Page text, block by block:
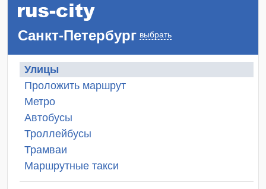
Санкт-Петербург выбрать
Улицы
Проложить маршрут
Метро
Автобусы
Троллейбусы
Трамваи
Маршрутные такси